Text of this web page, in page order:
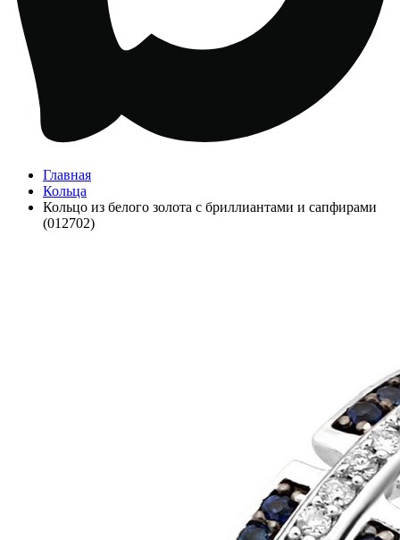
Главная
Кольца
Кольцо из белого золота с бриллиантами и сапфирами
(012702)